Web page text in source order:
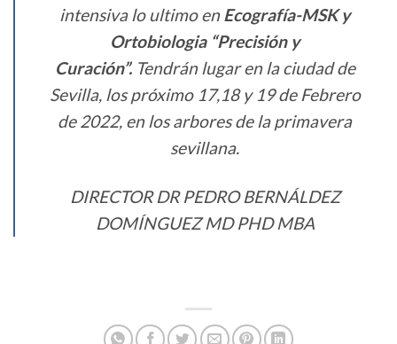
intensiva lo ultimo enEcografía-MSK y
Ortobiologia “Precisión y
Curación”. Tendrán lugar en la ciudad de
Sevilla, los próximo 17,18 y 19 de Febrero
de 2022, en los arbores de la primavera
sevillana.
DIRECTOR DR PEDRO BERNÁLDEZ
DOMÍNGUEZ MD PHD MBA